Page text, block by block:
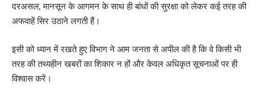
दरअसल, मानसून के आगमन के साथ ही बांधों की सुरक्षा को लेकर कई तरह की
अफवाहें सिर उठाने लगती हैं।
इसी को ध्यान में रखते हुए विभाग ने आम जनता से अपील की है कि वे किसी भी
तरह की तथ्यहीन खबरों का शिकार न हों और केवल अधिकृत सूचनाओं पर ही
विश्वास करें।